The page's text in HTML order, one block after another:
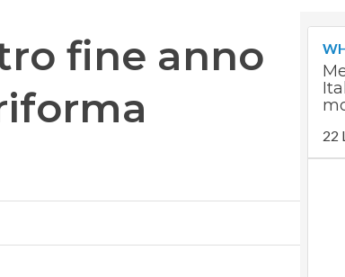
fine anno
22